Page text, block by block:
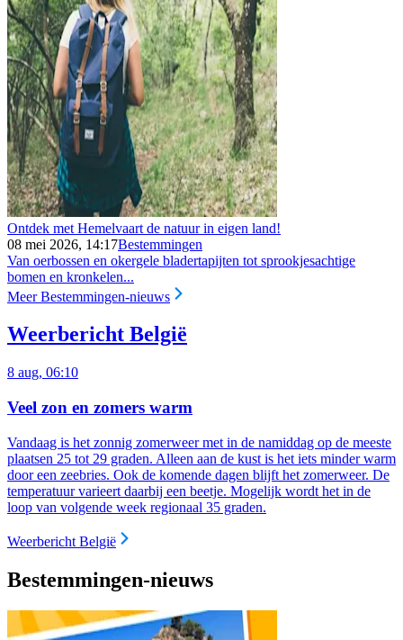
Ontdek met Hemelvaart de natuur in eigen land!
08 mei 2026, 14:17Bestemmingen
Van oerbossen en okergele bladertapijten tot sprookjesachtige
bomen en kronkelen...
Meer Bestemmingen-nieuws
Weerbericht België
8 aug, 06:10
Veel zon en zomers warm
Vandaag is het zonnig zomerweer met in de namiddag op de meeste
plaatsen 25 tot 29 graden. Alleen aan de kust is het iets minder warm
door een zeebries. Ook de komende dagen blijft het zomerweer. De
temperatuur varieert daarbij een beetje. Mogelijk wordt het in de
loop van volgende week regionaal 35 graden.
Weerbericht België
Bestemmingen-nieuws